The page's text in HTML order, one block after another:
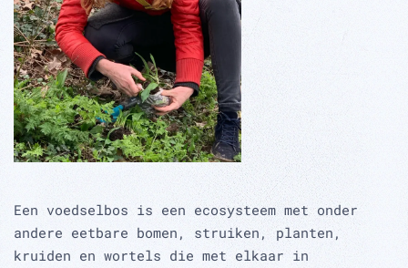
Een voedselbos is een ecosysteem met onder
andere eetbare bomen, struiken, planten,
kruiden en wortels die met elkaar in